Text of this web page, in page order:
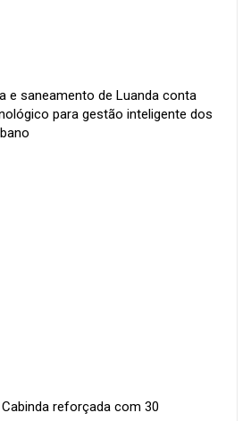
e saneamento de Luanda conta
para gestão inteligente dos
reforçada com 30